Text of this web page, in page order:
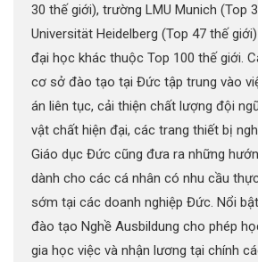
30 thế giới), trường LMU Munich (Top
Universität Heidelberg (Top 47 thế
đại học khác thuộc Top 100 thế giới.
cơ sở đào tạo tại Đức tập trung vào
án liên tục, cải thiện chất lượng đội
vật chất hiện đại, các trang thiết bị
Giáo dục Đức cũng đưa ra những
dành cho các cá nhân có nhu cầu
sớm tại các doanh nghiệp Đức. Nổi
đào tạo Nghề Ausbildung cho phép
gia học việc và nhận lương tại chính